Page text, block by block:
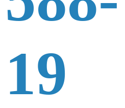
19